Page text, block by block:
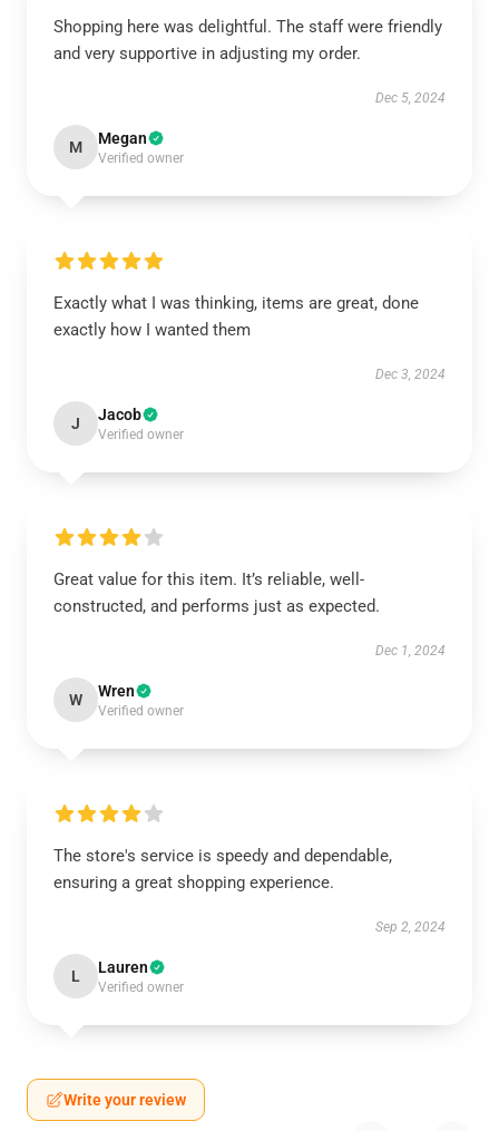
Shopping here was delightful. The staff were friendly
and very supportive in adjusting my order.
Dec 5, 2024
M Megan
Verified owner
Exactly what I was thinking, items are great, done
exactly how I wanted them
Dec 3, 2024
J Jacob
Verified owner
Great value for this item. It’s reliable, well-
constructed, and performs just as expected.
Dec 1, 2024
W Wren
Verified owner
The store's service is speedy and dependable,
ensuring a great shopping experience.
Sep 2, 2024
L Lauren
Verified owner
Write your review